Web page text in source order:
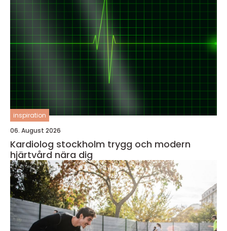
inspiration
06. August 2026
Kardiolog stockholm trygg och modern
hjärtvård nära dig